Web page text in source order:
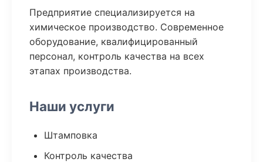
Предприятие специализируется на
химическое производство. Современное
оборудование, квалифицированный
персонал, контроль качества на всех
этапах производства.
Наши услуги
Штамповка
Контроль качества